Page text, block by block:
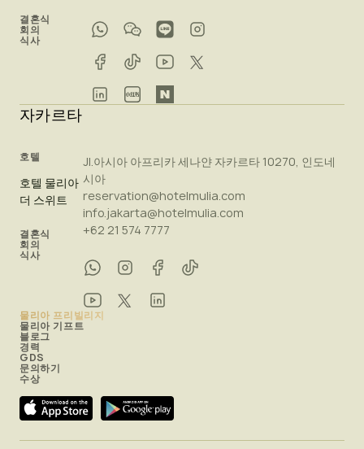
결혼식
회의
식사
자카르타
호텔
호텔 물리아
더 스위트
결혼식
회의
식사
Jl.아시아 아프리카 세나얀 자카르타 10270, 인도네
시아
reservation@hotelmulia.com
info.jakarta@hotelmulia.com
+62 21 574 7777
물리아 프리빌리지
물리아 기프트
블로그
경력
GDS
문의하기
수상